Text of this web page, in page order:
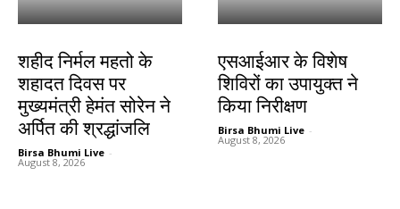
शहीद निर्मल महतो के
शहादत दिवस पर
मुख्यमंत्री हेमंत सोरेन ने
अर्पित की श्रद्धांजलि
Birsa Bhumi Live -
August 8, 2026
एसआईआर के विशेष
शिविरों का उपायुक्त ने
किया निरीक्षण
Birsa Bhumi Live -
August 8, 2026